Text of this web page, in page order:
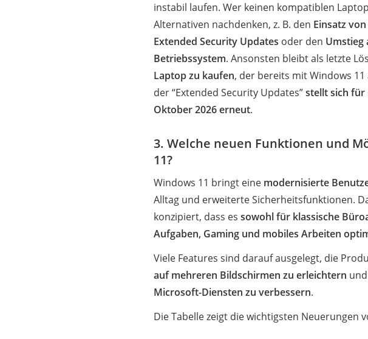
instabil laufen. Wer keinen kompatiblen
Alternativen nachdenken, z. B. den Einsatz
Extended Security Updates oder den Umstieg
Betriebssystem. Ansonsten bleibt als letzte
Laptop zu kaufen, der bereits mit Windows
der “Extended Security Updates”stellt sich für
Oktober 2026 erneut.
3. Welche neuen Funktionen und
11?
Windows 11 bringt eine modernisierte
Alltag und erweiterte Sicherheitsfunktionen.
konzipiert, dass es sowohl für klassische
Aufgaben, Gaming und mobiles Arbeiten
Viele Features sind darauf ausgelegt, die
auf mehreren Bildschirmen zu erleichtern
Microsoft-Diensten zu verbessern.
Die Tabelle zeigt die wichtigsten Neuerungen